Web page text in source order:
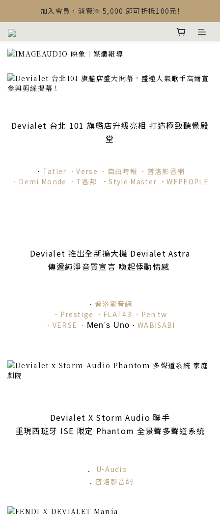
【最新公告】Devialet Mania 盒內配件調整說明
加入會員，消費滿 5,000 即可折抵100元!
【最新公告】Devialet Mania 盒內配件調整說明
Devialet 台北 101 旗艦店升級亮相 打造極致聽覺殿
堂
． Tatler ．Verse ．自由時報 ． 普洛影音網
．Demi Monde
．T客邦 ·Style Master ·WEPEOPLE
Devialet 推出全新擴大機 Devialet Astra
傳遞純淨音質宣言 喚起悸動情感
．普洛影音網
．Prestige
．FLAT43 ． Pen.tw
．VERSE ． Men's Uno ． WABISABI
Devialet X Storm Audio 聯手
重現西班牙 ISE 限定 Phantom 全景聲多聲道系統
． U-Audio
．普洛影音網